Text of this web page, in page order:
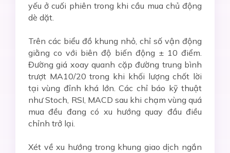
yếu ở cuối phiên trong khi cầu mua chủ động
dè dặt.
Trên các biểu đồ khung nhỏ, chỉ số vận động
giằng co với biên độ biến động ± 10 điểm.
Đường giá xoay quanh cặp đường trung bình
trượt MA10/20 trong khi khối lượng chốt lời
tại vùng đỉnh khá lớn. Các chỉ báo kỹ thuật
như Stoch, RSI, MACD sau khi chạm vùng quá
mua đều đang có xu hướng quay đầu điều
chỉnh trở lại.
Xét về xu hướng trong khung giao dịch ngắn